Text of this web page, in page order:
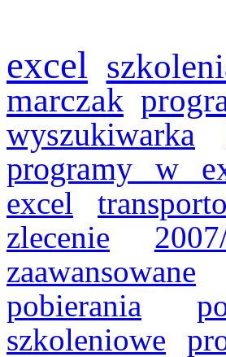
excel
marczak
wyszukiwarka
programy w
excel
zlecenie
zaawansowane
pobierania
szkoleniowe